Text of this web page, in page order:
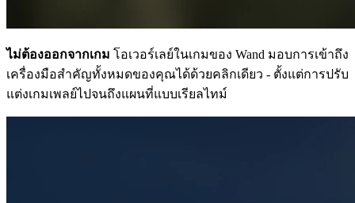
ไม่ต้องออกจากเกม โอเวอร์เลย์ในเกมของ Wand มอบการเข้าถึง
เครื่องมือสำคัญทั้งหมดของคุณได้ด้วยคลิกเดียว - ตั้งแต่การปรับ
แต่งเกมเพลย์ไปจนถึงแผนที่แบบเรียลไทม์